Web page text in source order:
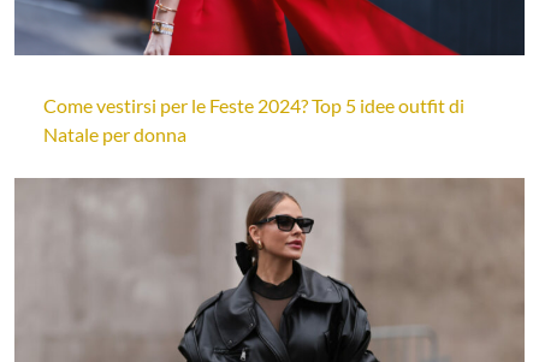
Come vestirsi per le Feste 2024? Top 5 idee outfit di
Natale per donna